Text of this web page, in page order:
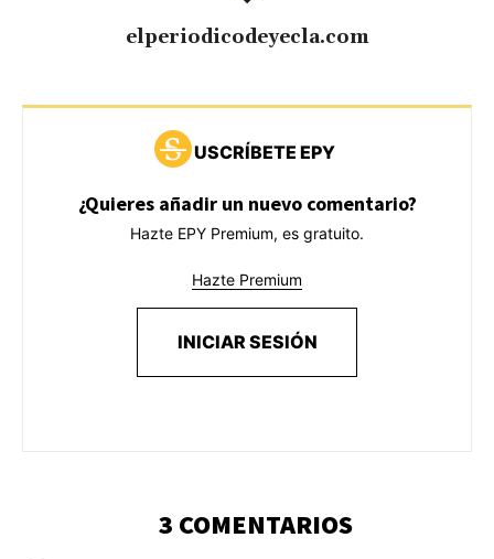
elperiodicodeyecla.com
USCRÍBETE EPY
¿Quieres añadir un nuevo comentario?
Hazte EPY Premium, es gratuito.
Hazte Premium
INICIAR SESIÓN
3 COMENTARIOS